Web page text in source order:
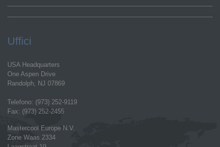
Uffici
USA Headquarters
One Aspen Drive
Randolph, NJ 07869
Telefono: (973) 252-9119
Fax: (973) 252-2455
Mastercool Europe N.V.
Zone Waas 2334